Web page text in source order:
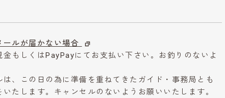
ールが届かない場合
もしくはPayPayにてお支払い下さい。お釣りのないよ
、この日の為に準備を重ねてきたガイド・事務局とも
たします。キャンセルのないようお願いいたします。